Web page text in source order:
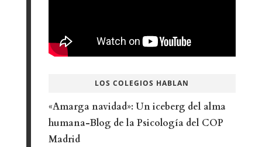
LOS COLEGIOS HABLAN
«Amarga navidad»: Un iceberg del alma
humana-Blog de la Psicología del COP
Madrid